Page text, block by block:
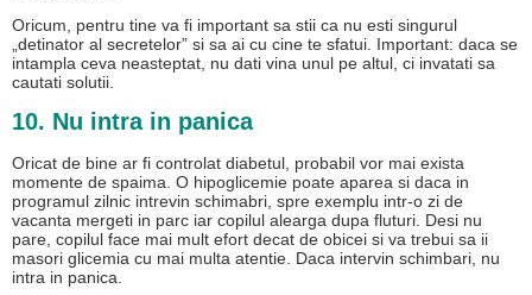
Oricum, pentru tine va fi important sa stii ca nu esti singurul
„detinator al secretelor” si sa ai cu cine te sfatui. Important: daca se
intampla ceva neasteptat, nu dati vina unul pe altul, ci invatati sa
cautati solutii.
10. Nu intra in panica
Oricat de bine ar fi controlat diabetul, probabil vor mai exista
momente de spaima. O hipoglicemie poate aparea si daca in
programul zilnic intrevin schimabri, spre exemplu intr-o zi de
vacanta mergeti in parc iar copilul alearga dupa fluturi. Desi nu
pare, copilul face mai mult efort decat de obicei si va trebui sa ii
masori glicemia cu mai multa atentie. Daca intervin schimbari, nu
intra in panica.